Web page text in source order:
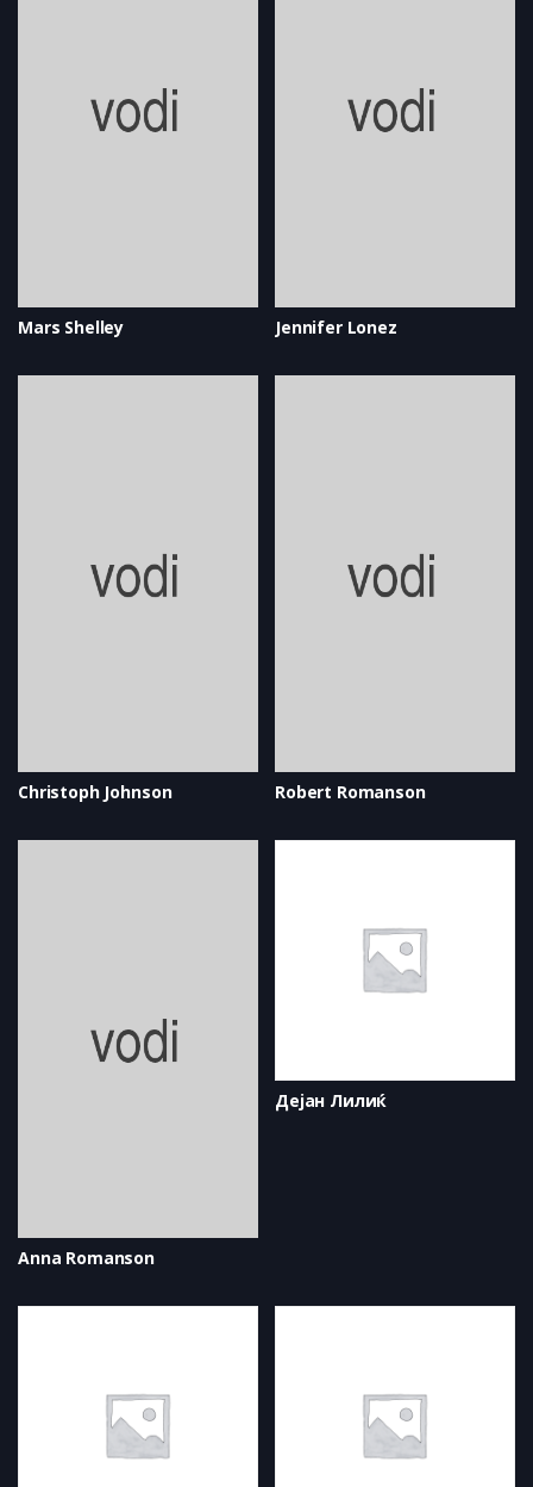
Mars Shelley Jennifer Lonez
Christoph Johnson Robert Romanson
Anna Romanson
Дејан Лилиќ